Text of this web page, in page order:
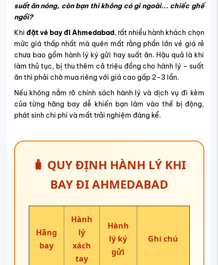
suất ăn nóng, còn bạn thì không có gì ngoài... chiếc ghế
ngồi?
Khi đặt vé bay đi Ahmedabad, rất nhiều hành khách chọn
mức giá thấp nhất mà quên mất rằng phần lớn vé giá rẻ
chưa bao gồm hành lý ký gửi hay suất ăn. Hậu quả là khi
làm thủ tục, bị thu thêm cả triệu đồng cho hành lý – suất
ăn thì phải chờ mua riêng với giá cao gấp 2–3 lần.
Nếu không nắm rõ chính sách hành lý và dịch vụ đi kèm
của từng hãng bay dễ khiến bạn lâm vào thế bị động,
phát sinh chi phí và mất trải nghiệm đáng kể.
🧳 QUY ĐỊNH HÀNH LÝ KHI
BAY ĐI AHMEDABAD
Hãng
bay
Hành
lý
xách
tay
Hành
lý ký
gửi
Ghi chú